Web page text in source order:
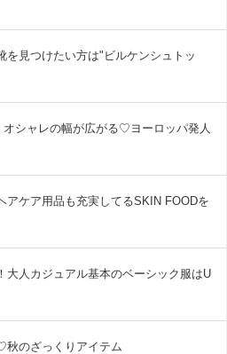
を見つけたい方は"ビルケンシュトッ
オシャレの幅が広がる♡ヨーロッパ発人
ケア用品も充実してるSKIN FOODを
大人カジュアル基本のベーシック服はU
のざっくりアイテム